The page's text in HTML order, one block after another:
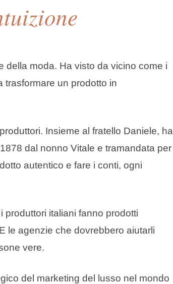
della moda. Ha visto da vicino come i
trasformare un prodotto in
Insieme al fratello Daniele, ha
dal nonno Vitale e tramandata per
autentico e fare i conti, ogni
italiani fanno prodotti
le agenzie che dovrebbero aiutarli
vere.
del marketing del lusso nel mondo